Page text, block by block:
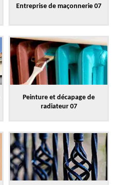
Entreprise de maçonnerie 07
Peinture et décapage de
radiateur 07